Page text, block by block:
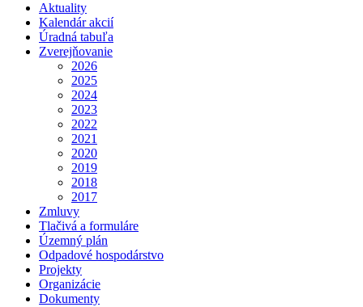
Aktuality
Kalendár akcií
Úradná tabuľa
Zverejňovanie
2026
2025
2024
2023
2022
2021
2020
2019
2018
2017
Zmluvy
Tlačivá a formuláre
Územný plán
Odpadové hospodárstvo
Projekty
Organizácie
Dokumenty